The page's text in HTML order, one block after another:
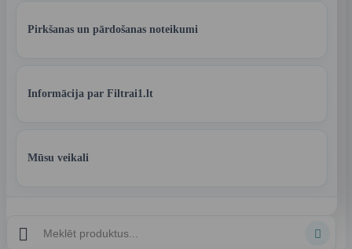
Pirkšanas un pārdošanas noteikumi
Informācija par Filtrai1.lt
Mūsu veikali
 